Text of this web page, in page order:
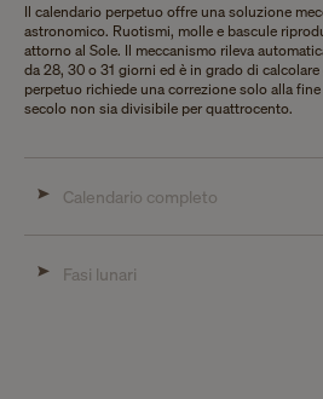
Il calendario perpetuo offre una soluzione
astronomico. Ruotismi, molle e bascule
attorno al Sole. Il meccanismo rileva
da 28, 30 o 31 giorni ed è in grado di
perpetuo richiede una correzione solo alla
secolo non sia divisibile per quattrocento.
Calendario completo
Fasi lunari